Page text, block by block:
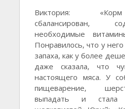
Виктория:
сбалансирован,
необходимые
Понравилось, что у
запаха, как у более
даже сказала, что
настоящего мяса. У
пищеварение,
выпадать и